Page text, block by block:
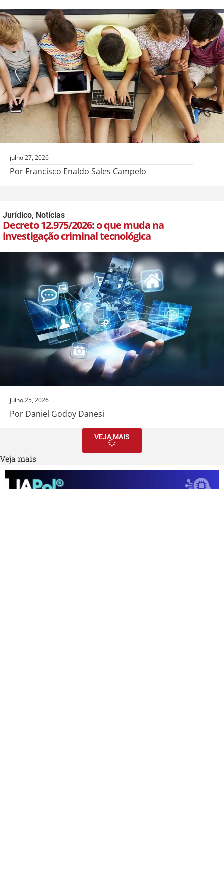
julho 27, 2026
Por Francisco Enaldo Sales Campelo
Jurídico, Notícias
Decreto 12.975/2026: o que muda na
investigação criminal tecnológica
julho 25, 2026
Por Daniel Godoy Danesi
VEJA MAIS
Veja mais